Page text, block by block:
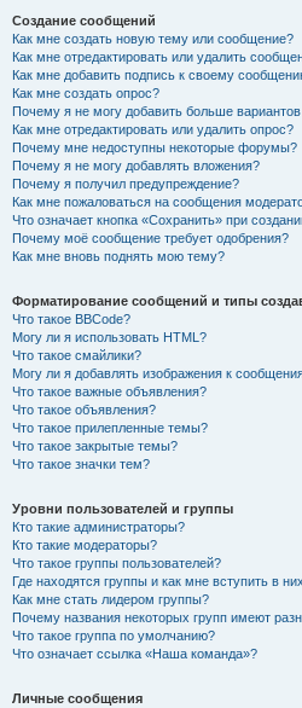
Создание сообщений
Как мне создать новую тему или сообщение?
Как мне отредактировать или удалить
Как мне добавить подпись к своему
Как мне создать опрос?
Почему я не могу добавить больше вариантов
Как мне отредактировать или удалить опрос?
Почему мне недоступны некоторые форумы?
Почему я не могу добавлять вложения?
Почему я получил предупреждение?
Как мне пожаловаться на сообщения
Что означает кнопка «Сохранить» при
Почему моё сообщение требует одобрения?
Как мне вновь поднять мою тему?
Форматирование сообщений и типы
Что такое BBCode?
Могу ли я использовать HTML?
Что такое смайлики?
Могу ли я добавлять изображения к
Что такое важные объявления?
Что такое объявления?
Что такое прилепленные темы?
Что такое закрытые темы?
Что такое значки тем?
Уровни пользователей и группы
Кто такие администраторы?
Кто такие модераторы?
Что такое группы пользователей?
Где находятся группы и как мне вступить в
Как мне стать лидером группы?
Почему названия некоторых групп имеют
Что такое группа по умолчанию?
Что означает ссылка «Наша команда»?
Личные сообщения